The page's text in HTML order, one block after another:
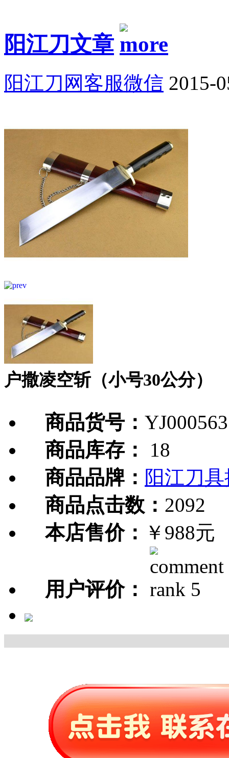
阳江刀文章
阳江刀网客服微信 2015-
户撒凌空斩（小号30公分）
商品货号： YJ000563
商品库存：
18
商品品牌： 阳江刀
商品点击数： 2092
本店售价： ￥988元
用户评价：